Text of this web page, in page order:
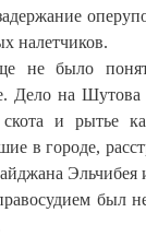
налетчиков.
не было
Дело на
скота и рытье
в городе,